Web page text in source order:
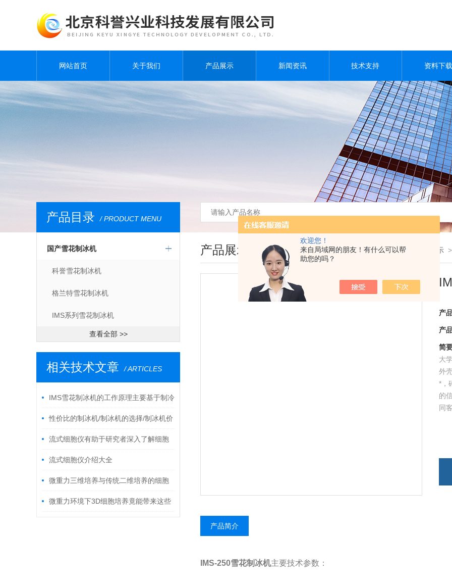
欢迎您！
来自局域网的朋友！有什么可以帮
助您的吗？
网站首页 关于我们 产品展示 新闻资讯 技术支持 资料下载
产品目录 / PRODUCT MENU
国产雪花制冰机
科誉雪花制冰机
格兰特雪花制冰机
IMS系列雪花制冰机
查看全部 >>
相关技术文章 / ARTICLES
IMS雪花制冰机的工作原理主要基于制冷
循环性价比的制冰机/制冰机的选择/制冰机价
格/雪花制冰机
流式细胞仪有助于研究者深入了解细胞
的特性功能和疾病发生机制
流式细胞仪介绍大全
微重⼒三维培养与传统⼆维培养的细胞
形态与基因表达谱差异分析
微重力环境下3D细胞培养竟能带来这些
产品展示 您现在的位置：首页> 产品展示 >
产
产
简
大
外
*，
的
同
产品简介
IMS-250雪花制冰机主要技术参数：